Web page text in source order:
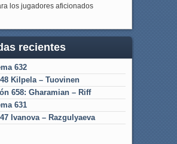
los jugadores aficionados
recientes
632
Kilpela – Tuovinen
658: Gharamian – Riff
631
Ivanova – Razgulyaeva